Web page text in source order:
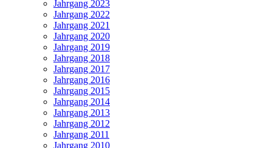
Jahrgang 2023
Jahrgang 2022
Jahrgang 2021
Jahrgang 2020
Jahrgang 2019
Jahrgang 2018
Jahrgang 2017
Jahrgang 2016
Jahrgang 2015
Jahrgang 2014
Jahrgang 2013
Jahrgang 2012
Jahrgang 2011
Jahrgang 2010